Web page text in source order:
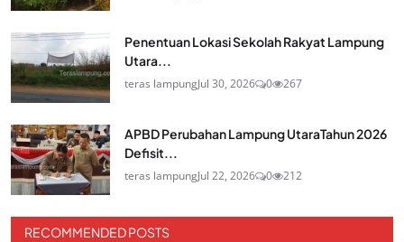
Penentuan Lokasi Sekolah Rakyat Lampung
Utara...
teras lampungJul 30, 2026 0 267
APBD Perubahan Lampung UtaraTahun 2026
Defisit...
teras lampungJul 22, 2026 0 212
RECOMMENDED POSTS